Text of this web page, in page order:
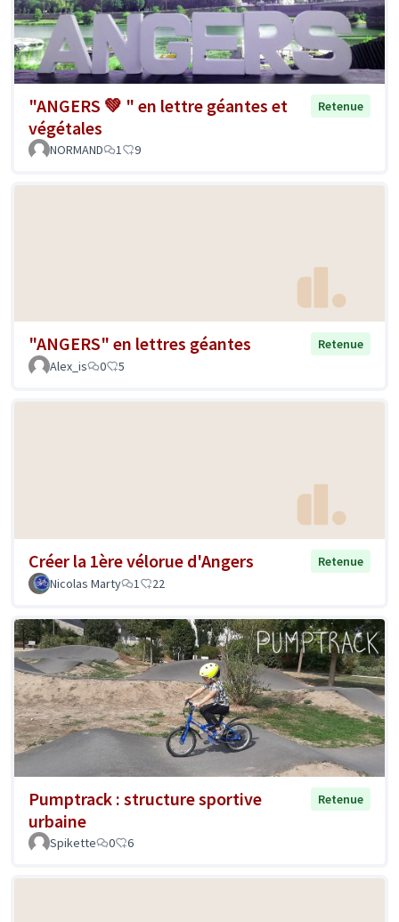
"ANGERS 💚 " en lettre géantes et
végétales
Retenue
NORMAND 1 9
"ANGERS" en lettres géantes
Retenue
Alex_is
0 5
Créer la 1ère vélorue d'Angers
Retenue
Nicolas Marty
1 22
Pumptrack : structure sportive
urbaine
Retenue
Spikette 0 6